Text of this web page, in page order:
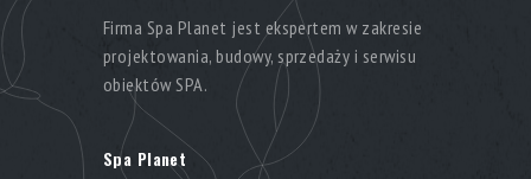
Firma Spa Planet jest ekspertem w zakresie
projektowania, budowy, sprzedaży i serwisu
obiektów SPA.
Spa Planet